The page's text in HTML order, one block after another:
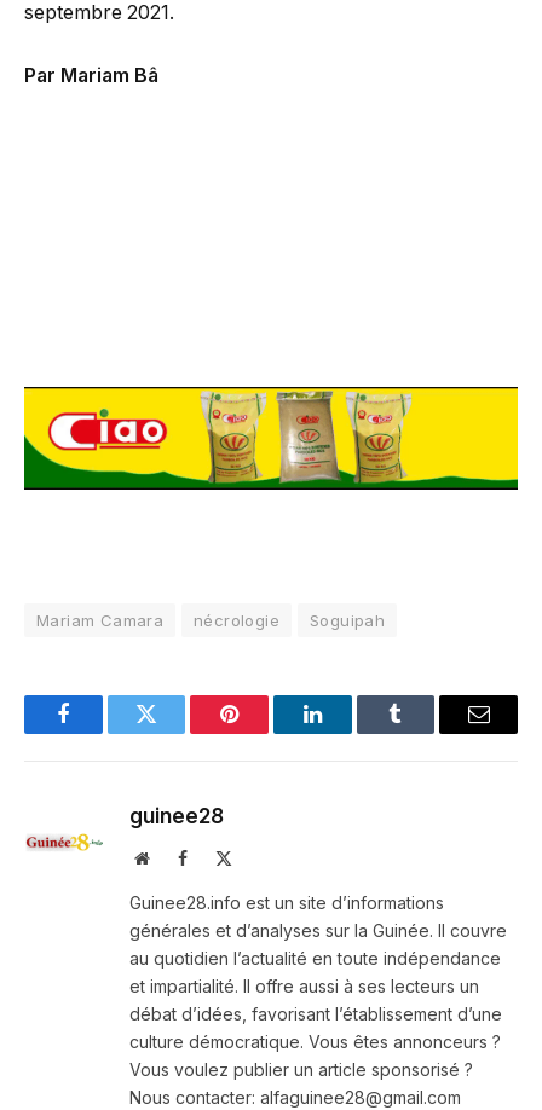
septembre 2021.
Par Mariam Bâ
Mariam Camara nécrologie Soguipah
FacebookTwitter Pinterest LinkedInTumblr Email
guinee28
WebsiteFacebook
Guinee28.info est un site d’informations
générales et d’analyses sur la Guinée. Il couvre
au quotidien l’actualité en toute indépendance
et impartialité. Il offre aussi à ses lecteurs un
débat d’idées, favorisant l’établissement d’une
culture démocratique. Vous êtes annonceurs ?
Vous voulez publier un article sponsorisé ?
Nous contacter: alfaguinee28@gmail.com